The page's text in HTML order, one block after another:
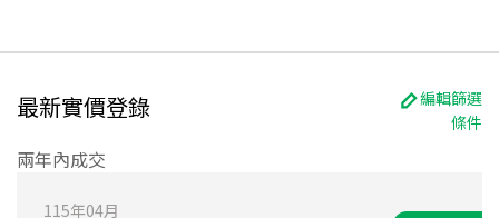
最新實價登錄
編輯篩選
條件
兩年內成交
115年04月